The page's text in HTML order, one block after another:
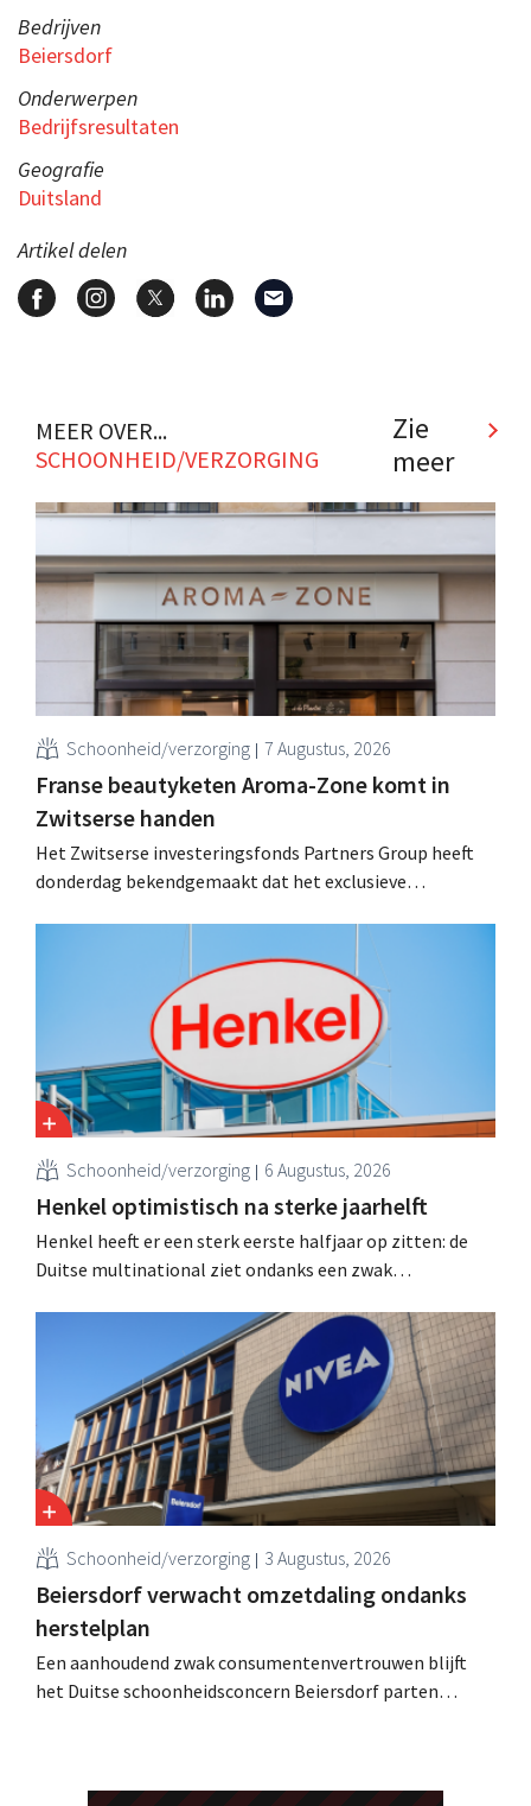
Bedrijven
Beiersdorf
Onderwerpen
Bedrijfsresultaten
Geografie
Duitsland
Artikel delen
MEER OVER...
SCHOONHEID/VERZORGING
Zie
meer
Schoonheid/verzorging 7 Augustus, 2026
Franse beautyketen Aroma-Zone komt in
Zwitserse handen
Het Zwitserse investeringsfonds Partners Group heeft
donderdag bekendgemaakt dat het exclusieve
over te nemen van de holding Eurazeo.
Schoonheid/verzorging 6 Augustus, 2026
Henkel optimistisch na sterke jaarhelft
Henkel heeft er een sterk eerste halfjaar op zitten: de
Duitse multinational ziet ondanks een zwak
haarverzorging en wasmiddelen en voert de
overnameactiviteiten op.
Schoonheid/verzorging 3 Augustus, 2026
Beiersdorf verwacht omzetdaling ondanks
herstelplan
Een aanhoudend zwak consumentenvertrouwen blijft
het Duitse schoonheidsconcern Beiersdorf parten